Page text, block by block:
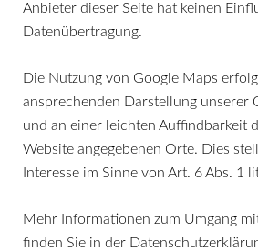
Anbieter dieser Seite hat keinen
Datenübertragung.
Die Nutzung von Google Maps
ansprechenden Darstellung unserer
und an einer leichten Auffindbarkeit
Website angegebenen Orte. Dies
Interesse im Sinne von Art. 6 Abs. 1
Mehr Informationen zum Umgang
finden Sie in der